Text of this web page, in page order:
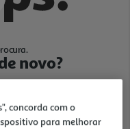
novo?
concorda com o
para melhorar